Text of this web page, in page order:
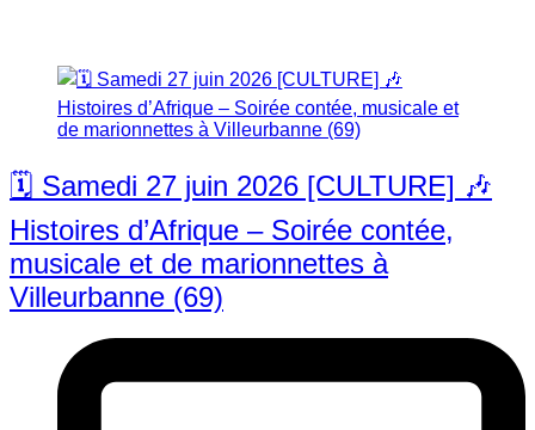
🗓️ Samedi 27 juin 2026 [CULTURE] 🎶
Histoires d’Afrique – Soirée contée,
musicale et de marionnettes à
Villeurbanne (69)